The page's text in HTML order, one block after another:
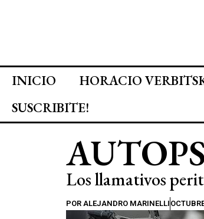
INICIO HORACIO
SUSCRIBITE!
Los llamativos
POR ALEJANDRO MARINELLI